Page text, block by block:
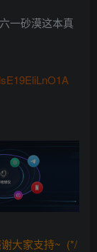
一砂漠这本真
大家支持~ (*/